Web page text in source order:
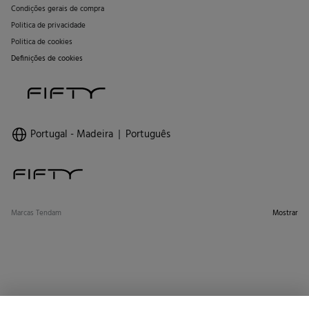
Condições gerais de compra
Politica de privacidade
Politica de cookies
Definições de cookies
Portugal - Madeira Português
Marcas Tendam Mostrar